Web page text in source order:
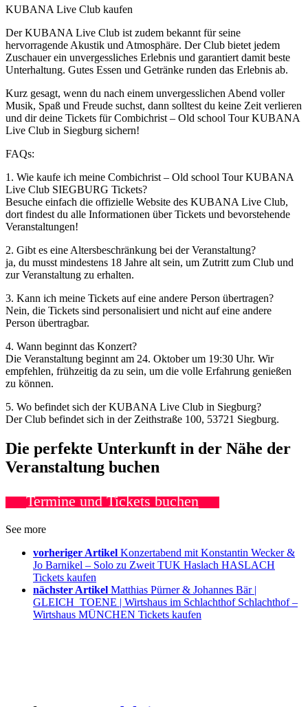
KUBANA Live Club kaufen
Der KUBANA Live Club ist zudem bekannt für seine
hervorragende Akustik und Atmosphäre. Der Club bietet jedem
Zuschauer ein unvergessliches Erlebnis und garantiert damit beste
Unterhaltung. Gutes Essen und Getränke runden das Erlebnis ab.
Kurz gesagt, wenn du nach einem unvergesslichen Abend voller
Musik, Spaß und Freude suchst, dann solltest du keine Zeit verlieren
und dir deine Tickets für Combichrist – Old school Tour KUBANA
Live Club in Siegburg sichern!
FAQs:
1. Wie kaufe ich meine Combichrist – Old school Tour KUBANA
Live Club SIEGBURG Tickets?
Besuche einfach die offizielle Website des KUBANA Live Club,
dort findest du alle Informationen über Tickets und bevorstehende
Veranstaltungen!
2. Gibt es eine Altersbeschränkung bei der Veranstaltung?
ja, du musst mindestens 18 Jahre alt sein, um Zutritt zum Club und
zur Veranstaltung zu erhalten.
3. Kann ich meine Tickets auf eine andere Person übertragen?
Nein, die Tickets sind personalisiert und nicht auf eine andere
Person übertragbar.
4. Wann beginnt das Konzert?
Die Veranstaltung beginnt am 24. Oktober um 19:30 Uhr. Wir
empfehlen, frühzeitig da zu sein, um die volle Erfahrung genießen
zu können.
5. Wo befindet sich der KUBANA Live Club in Siegburg?
Der Club befindet sich in der Zeithstraße 100, 53721 Siegburg.
Die perfekte Unterkunft in der Nähe der
Veranstaltung buchen
Termine und Tickets buchen
See more
vorheriger Artikel Konzertabend mit Konstantin Wecker &
Jo Barnikel – Solo zu Zweit TUK Haslach HASLACH
Tickets kaufen
nächster Artikel Matthias Pürner & Johannes Bär |
GLEICH_TOENE | Wirtshaus im Schlachthof Schlachthof –
Wirtshaus MÜNCHEN Tickets kaufen